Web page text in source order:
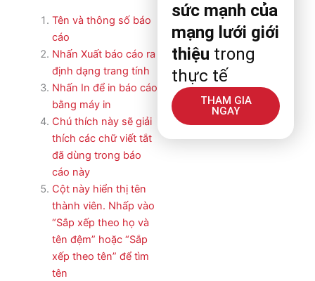
Tên và thông số báo
cáo
Nhấn Xuất báo cáo ra
định dạng trang tính
Nhấn In để in báo cáo
bằng máy in
Chú thích này sẽ giải
thích các chữ viết tắt
đã dùng trong báo
cáo này
Cột này hiển thị tên
thành viên. Nhấp vào
“Sắp xếp theo họ và
tên đệm” hoặc “Sắp
xếp theo tên” để tìm
tên
sức mạnh của
mạng lưới giới
thiệu trong
thực tế
THAM GIA
NGAY